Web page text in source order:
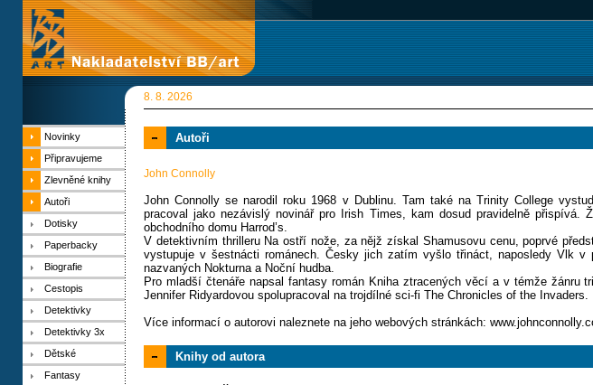
8. 8. 2026
Novinky
Připravujeme
Zlevněné knihy
Autoři
Dotisky
Paperbacky
Biografie
Cestopis
Detektivky
Detektivky 3x
Dětské
Fantasy
Autoři
John Connolly
John Connolly se narodil roku 1968 v Dublinu. Tam také na Trinity College
pracoval jako nezávislý novinář pro Irish Times, kam dosud pravidelně
obchodního domu Harrod’s.
V detektivním thrilleru Na ostří nože, za nějž získal Shamusovu cenu, poprvé
vystupuje v šestnácti románech. Česky jich zatím vyšlo třináct, naposledy Vlk
nazvaných Nokturna a Noční hudba.
Pro mladší čtenáře napsal fantasy román Kniha ztracených věcí a v témže žánru
Jennifer Ridyardovou spolupracoval na trojdílné sci-fi The Chronicles of the Invaders.
Více informací o autorovi naleznete na jeho webových stránkách:
Knihy od autora